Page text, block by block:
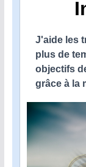
J'aide les
plus de
objectifs
grâce à la